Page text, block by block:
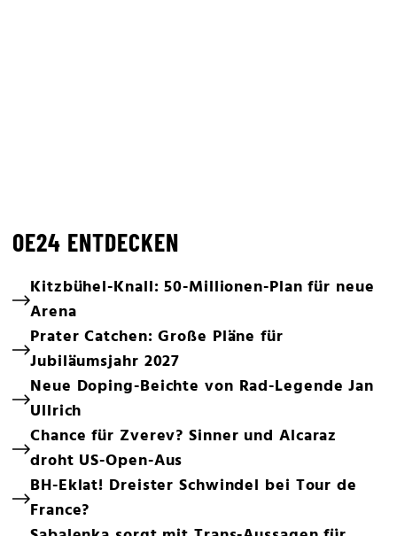
OE24 ENTDECKEN
Kitzbühel-Knall: 50-Millionen-Plan für neue
Arena
Prater Catchen: Große Pläne für
Jubiläumsjahr 2027
Neue Doping-Beichte von Rad-Legende Jan
Ullrich
Chance für Zverev? Sinner und Alcaraz
droht US-Open-Aus
BH-Eklat! Dreister Schwindel bei Tour de
France?